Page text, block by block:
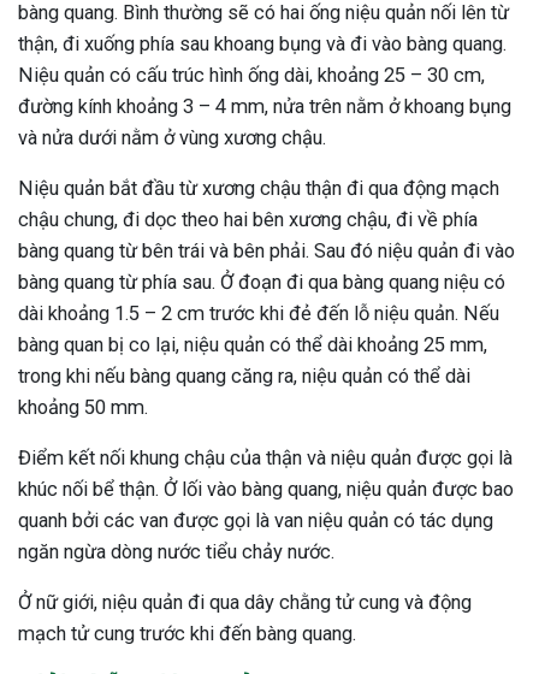
bàng quang. Bình thường sẽ có hai ống niệu quản nối lên từ
thận, đi xuống phía sau khoang bụng và đi vào bàng quang.
Niệu quản có cấu trúc hình ống dài, khoảng 25 – 30 cm,
đường kính khoảng 3 – 4 mm, nửa trên nằm ở khoang bụng
và nửa dưới nằm ở vùng xương chậu.
Niệu quản bắt đầu từ xương chậu thận đi qua động mạch
chậu chung, đi dọc theo hai bên xương chậu, đi về phía
bàng quang từ bên trái và bên phải. Sau đó niệu quản đi vào
bàng quang từ phía sau. Ở đoạn đi qua bàng quang niệu có
dài khoảng 1.5 – 2 cm trước khi đẻ đến lỗ niệu quản. Nếu
bàng quan bị co lại, niệu quản có thể dài khoảng 25 mm,
trong khi nếu bàng quang căng ra, niệu quản có thể dài
khoảng 50 mm.
Điểm kết nối khung chậu của thận và niệu quản được gọi là
khúc nối bể thận. Ở lối vào bàng quang, niệu quản được bao
quanh bởi các van được gọi là van niệu quản có tác dụng
ngăn ngừa dòng nước tiểu chảy nước.
Ở nữ giới, niệu quản đi qua dây chằng tử cung và động
mạch tử cung trước khi đến bàng quang.